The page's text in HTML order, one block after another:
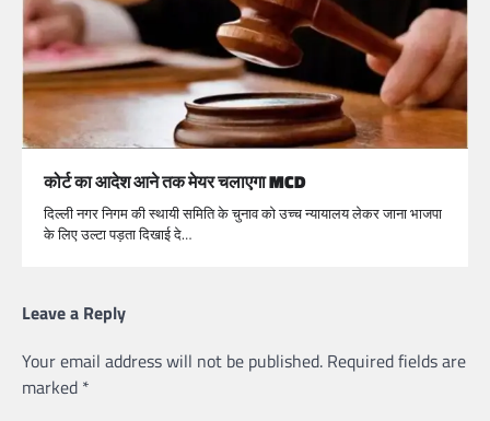
कोर्ट का आदेश आने तक मेयर चलाएगा MCD
दिल्ली नगर निगम की स्थायी समिति के चुनाव को उच्च न्यायालय लेकर जाना भाजपा
के लिए उल्टा पड़ता दिखाई दे…
Leave a Reply
Your email address will not be published. Required fields are
marked *